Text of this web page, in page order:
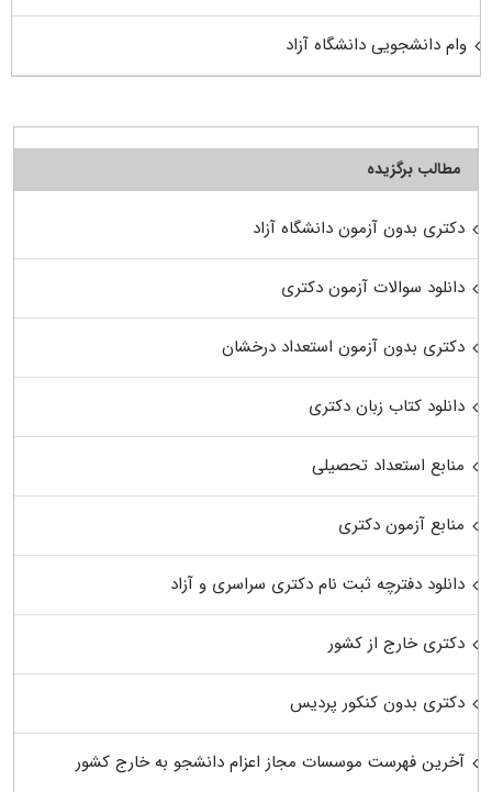
وام دانشجویی دانشگاه آزاد
مطالب برگزیده
دکتری بدون آزمون دانشگاه آزاد
دانلود سوالات آزمون دکتری
دکتری بدون آزمون استعداد درخشان
دانلود کتاب زبان دکتری
منابع استعداد تحصیلی
منابع آزمون دکتری
دانلود دفترچه ثبت نام دکتری سراسری و آزاد
دکتری خارج از کشور
دکتری بدون کنکور پردیس
آخرین فهرست موسسات مجاز اعزام دانشجو به خارج کشور